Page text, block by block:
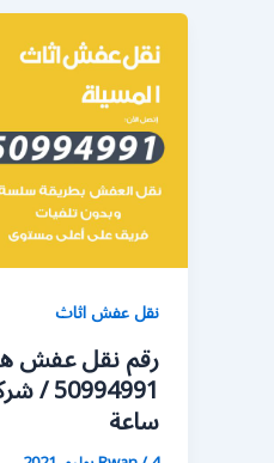
نقل عفش اثاث
رقم نقل عفش
ساعة